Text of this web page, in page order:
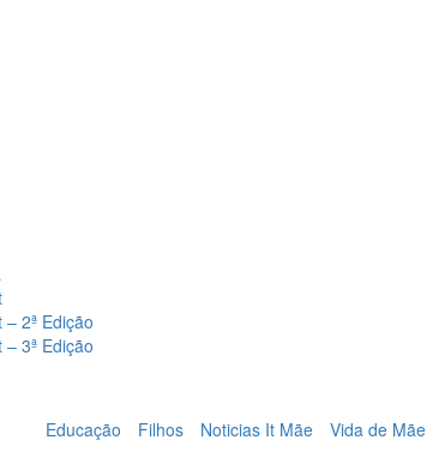
2ª Edição
3ª Edição
Educação
Filhos Noticias It Mãe
Vida de Mãe